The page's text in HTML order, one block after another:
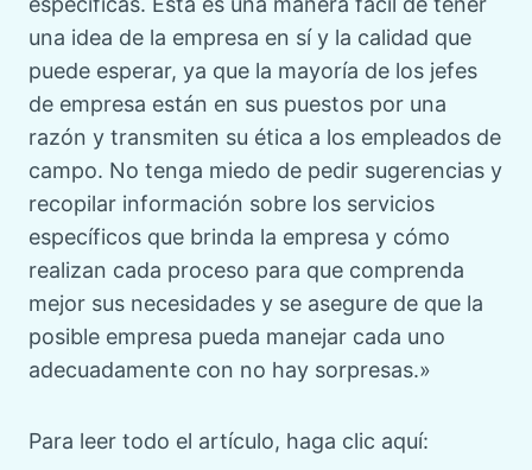
una idea de la empresa en sí y la calidad que
puede esperar, ya que la mayoría de los jefes
de empresa están en sus puestos por una
razón y transmiten su ética a los empleados de
campo. No tenga miedo de pedir sugerencias y
recopilar información sobre los servicios
específicos que brinda la empresa y cómo
realizan cada proceso para que comprenda
mejor sus necesidades y se asegure de que la
posible empresa pueda manejar cada uno
adecuadamente con no hay sorpresas.»
Para leer todo el artículo, haga clic aquí: